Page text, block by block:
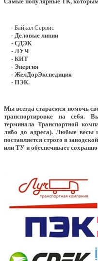
- Байкал Сервис
- Деловые линии
- СДЭК
- ЛУЧ
- КИТ
- Энергия
- ЖелДорЭкспедиция
- ПЭК.
Мы всегда стараемся помочь
транспортировке на себя.
терминала Транспортной
либо до адреса). Любые весы
поставляется строго в
или ТУ и обеспечивает